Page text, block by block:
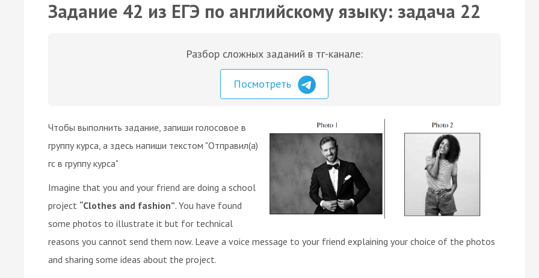
Задание 42 из ЕГЭ по английскому языку: задача 22
Разбор сложных заданий в тг-канале:
Посмотреть
Чтобы выполнить задание, запиши голосовое в
группу курса, а здесь напиши текстом "Отправил(а)
гс в группу курса"
Imagine that you and your friend are doing a school
project “Clothes and fashion”. You have found
some photos to illustrate it but for technical
reasons you cannot send them now. Leave a voice message to your friend explaining your choice of the photos
and sharing some ideas about the project.